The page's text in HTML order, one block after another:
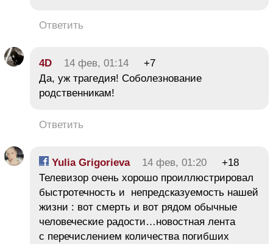
Ответить
4D 14 фев, 01:14
+7
Да, уж трагедия! Соболезнование
родственникам!
Ответить
Yulia Grigorieva 14 фев, 01:20
+18
Телевизор очень хорошо проиллюстрировал
быстротечность и непредсказуемость нашей
жизни : вот смерть и вот рядом обычные
человеческие радости…новостная лента
с перечислением количества погибших